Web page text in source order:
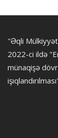
"Əqli
2022-ci ildə
münaqişə